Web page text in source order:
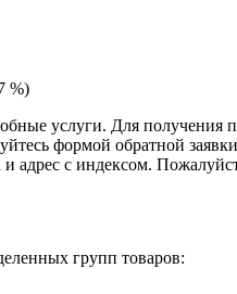
%)
услуги. Для
формой обратной
с индексом.
групп товаров: